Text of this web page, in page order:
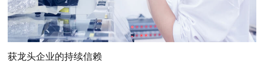
获龙头企业的持续信赖